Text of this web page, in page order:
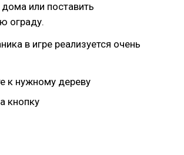
дома или поставить
ограду.
в игре реализуется очень
к нужному дереву
кнопку